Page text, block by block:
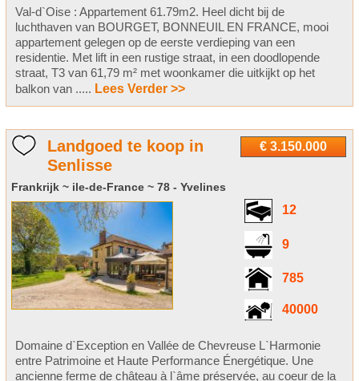
Val-d`Oise : Appartement 61.79m2. Heel dicht bij de
luchthaven van BOURGET, BONNEUIL EN FRANCE, mooi
appartement gelegen op de eerste verdieping van een
residentie. Met lift in een rustige straat, in een doodlopende
straat, T3 van 61,79 m² met woonkamer die uitkijkt op het
balkon van ..... Lees Verder >>
€ 3.150.000
Landgoed te koop in
Senlisse
Frankrijk ~ ile-de-France ~ 78 - Yvelines
12
9
785
40000
Domaine d`Exception en Vallée de Chevreuse L`Harmonie
entre Patrimoine et Haute Performance Énergétique. Une
ancienne ferme de château à l`âme préservée, au coeur de la